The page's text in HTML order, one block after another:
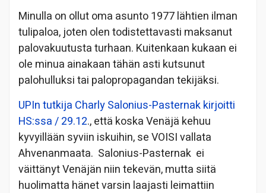
Minulla on ollut oma asunto 1977 lähtien ilman
tulipaloa, joten olen todistettavasti maksanut
palovakuutusta turhaan. Kuitenkaan kukaan ei
ole minua ainakaan tähän asti kutsunut
palohulluksi tai palopropagandan tekijäksi.
UPIn tutkija Charly Salonius-Pasternak kirjoitti
HS:ssa / 29.12., että koska Venäjä kehuu
kyvyillään syviin iskuihin, se VOISI vallata
Ahvenanmaata. Salonius-Pasternak ei
väittänyt Venäjän niin tekevän, mutta siitä
huolimatta hänet varsin laajasti leimattiin